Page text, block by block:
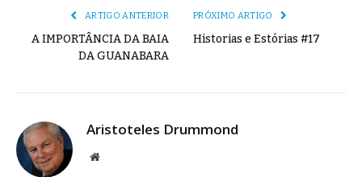
ARTIGO ANTERIOR
A IMPORTÂNCIA DA BAIA
DA GUANABARA
PRÓXIMO ARTIGO
Historias e Estórias #17
Aristoteles Drummond
Site